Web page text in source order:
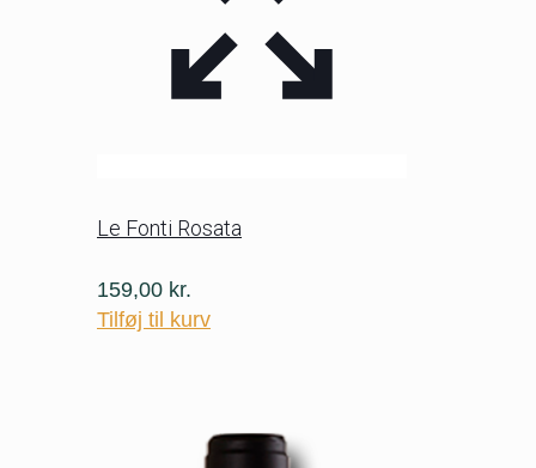
Le Fonti Rosata
159,00 kr.
Tilføj til kurv